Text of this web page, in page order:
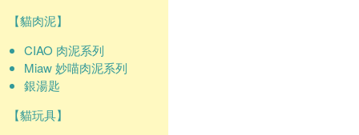
【貓肉泥】
CIAO 肉泥系列
Miaw 妙喵肉泥系列
銀湯匙
【貓玩具】